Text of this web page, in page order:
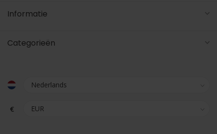
Informatie
Categorieën
€